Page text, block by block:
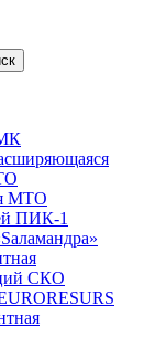
МТО
ПИК-1
СКО